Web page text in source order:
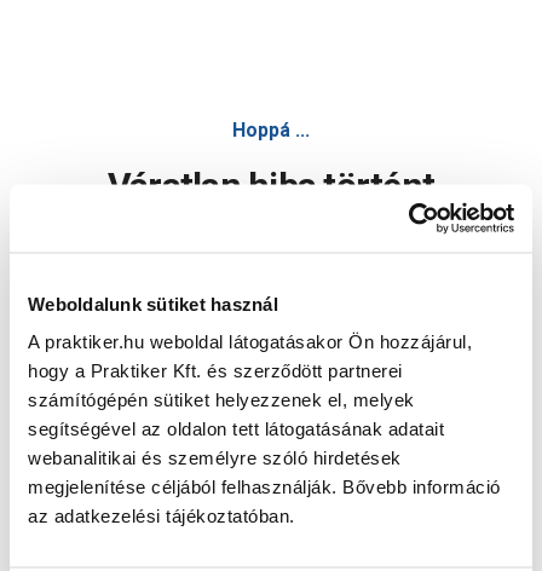
Weboldalunk sütiket használ
A praktiker.hu weboldal látogatásakor Ön hozzájárul,
hogy a Praktiker Kft. és szerződött partnerei
számítógépén sütiket helyezzenek el, melyek
segítségével az oldalon tett látogatásának adatait
webanalitikai és személyre szóló hirdetések
megjelenítése céljából felhasználják. Bővebb információ
az adatkezelési tájékoztatóban.
Hoppá ...
Váratlan hiba történt
Oldal újratöltése